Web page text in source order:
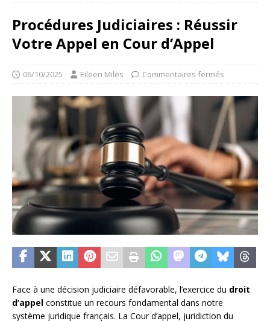
Procédures Judiciaires : Réussir
Votre Appel en Cour d’Appel
06/10/2025 Eileen Miles Commentaires fermés
Face à une décision judiciaire défavorable, l’exercice du droit
d’appel constitue un recours fondamental dans notre
système juridique français. La Cour d’appel, juridiction du